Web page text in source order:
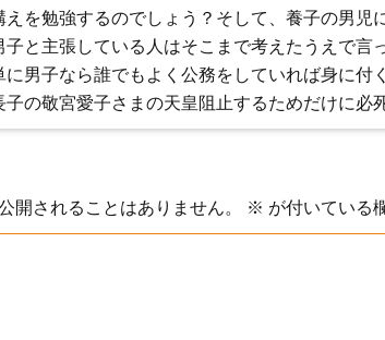
えを勉強するのでしょう？そして、養子の男児
子と主張している人はそこまで考えたうえで言
に男子なら誰でもよく公務をしていれば身に付
子の敬宮愛子さまの天皇阻止するためだけに必
開されることはありません。 ※ が付いている